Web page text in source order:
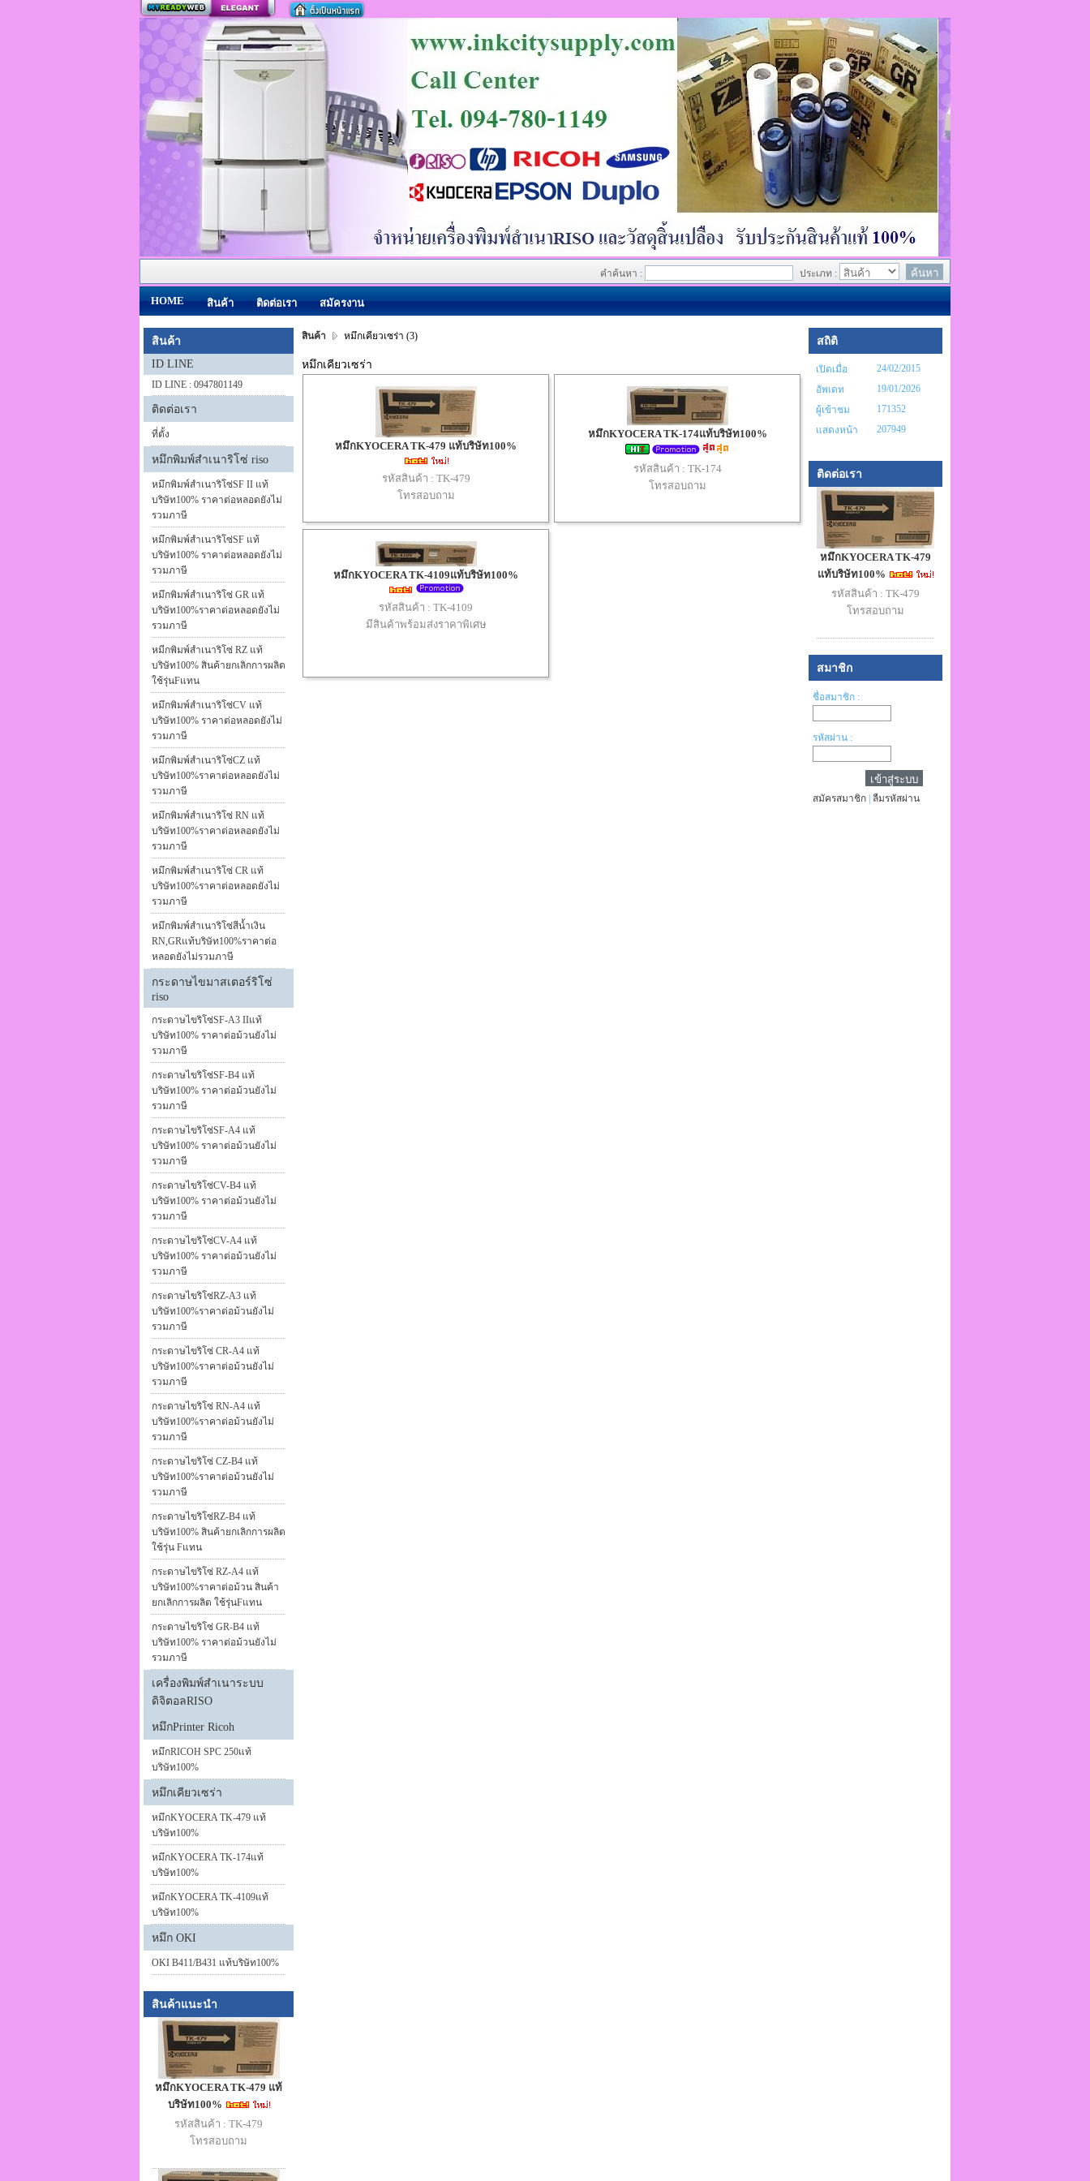
สร้างเว็บ
คำค้นหา : ประเภท :
HOME สินค้า ติดต่อเรา สมัครงาน
สินค้า
ID LINE
ID LINE : 0947801149
ติดต่อเรา
ที่ตั้ง
หมึกพิมพ์สำเนาริโซ่ riso
หมึกพิมพ์สำเนาริโซ่SF II แท้
บริษัท100% ราคาต่อหลอดยังไม่
รวมภาษี
หมึกพิมพ์สำเนาริโซ่SF แท้
บริษัท100% ราคาต่อหลอดยังไม่
รวมภาษี
หมึกพิมพ์สำเนาริโซ่ GR แท้
บริษัท100%ราคาต่อหลอดยังไม่
รวมภาษี
หมีกพิมพ์สำเนาริโซ่ RZ แท้
บริษัท100% สินค้ายกเลิกการผลิต
ใช้รุ่นFแทน
หมึกพิมพ์สำเนาริโซ่CV แท้
บริษัท100% ราคาต่อหลอดยังไม่
รวมภาษี
หมึกพิมพ์สำเนาริโซ่CZ แท้
บริษัท100%ราคาต่อหลอดยังไม่
รวมภาษี
หมึกพิมพ์สำเนาริโซ่ RN แท้
บริษัท100%ราคาต่อหลอดยังไม่
รวมภาษี
หมึกพิมพ์สำเนาริโซ่ CR แท้
บริษัท100%ราคาต่อหลอดยังไม่
รวมภาษี
หมึกพิมพ์สำเนาริโซ่สีน้ำเงิน
RN,GRแท้บริษัท100%ราคาต่อ
หลอดยังไม่รวมภาษี
กระดาษไขมาสเตอร์ริโซ่
riso
กระดาษไขริโซ่SF-A3 IIแท้
บริษัท100% ราคาต่อม้วนยังไม่
รวมภาษี
กระดาษไขริโซ่SF-B4 แท้
บริษัท100% ราคาต่อม้วนยังไม่
รวมภาษี
กระดาษไขริโซ่SF-A4 แท้
บริษัท100% ราคาต่อม้วนยังไม่
รวมภาษี
กระดาษไขริโซ่CV-B4 แท้
บริษัท100% ราคาต่อม้วนยังไม่
รวมภาษี
กระดาษไขริโซ่CV-A4 แท้
บริษัท100% ราคาต่อม้วนยังไม่
รวมภาษี
กระดาษไขริโซ่RZ-A3 แท้
บริษัท100%ราคาต่อม้วนยังไม่
รวมภาษี
กระดาษไขริโซ่ CR-A4 แท้
บริษัท100%ราคาต่อม้วนยังไม่
รวมภาษี
กระดาษไขริโซ่ RN-A4 แท้
บริษัท100%ราคาต่อม้วนยังไม่
รวมภาษี
กระดาษไขริโซ่ CZ-B4 แท้
บริษัท100%ราคาต่อม้วนยังไม่
รวมภาษี
กระดาษไขริโซ่RZ-B4 แท้
บริษัท100% สินค้ายกเลิกการผลิต
ใช้รุ่น Fแทน
กระดาษไขริโซ่ RZ-A4 แท้
บริษัท100%ราคาต่อม้วน สินค้า
ยกเลิกการผลิต ใช้รุ่นFแทน
กระดาษไขริโซ่ GR-B4 แท้
บริษัท100% ราคาต่อม้วนยังไม่
รวมภาษี
เครื่องพิมพ์สำเนาระบบ
ดิจิตอลRISO
หมึกPrinter Ricoh
หมึกRICOH SPC 250แท้
บริษัท100%
หมึกเคียวเซร่า
หมึกKYOCERA TK-479 แท้
บริษัท100%
หมึกKYOCERA TK-174แท้
บริษัท100%
หมึกKYOCERA TK-4109แท้
บริษัท100%
หมึก OKI
OKI B411/B431 แท้บริษัท100%
สินค้าแนะนำ
หมึกKYOCERA TK-479 แท้
บริษัท100%
รหัสสินค้า : TK-479
โทรสอบถาม
สินค้า หมึกเคียวเซร่า (3)
หมึกเคียวเซร่า
หมึกKYOCERA TK-479 แท้บริษัท100%
รหัสสินค้า : TK-479
โทรสอบถาม
หมึกKYOCERA TK-174แท้บริษัท100%
รหัสสินค้า : TK-174
โทรสอบถาม
หมึกKYOCERA TK-4109แท้บริษัท100%
รหัสสินค้า : TK-4109
มีสินค้าพร้อมส่งราคาพิเศษ
สถิติ
เปิดเมื่อ
24/02/2015
อัพเดท
19/01/2026
ผู้เข้าชม
171352
แสดงหน้า
207949
ติดต่อเรา
หมึกKYOCERA TK-479
แท้บริษัท100%
รหัสสินค้า : TK-479
โทรสอบถาม
สมาชิก
ชื่อสมาชิก :
รหัสผ่าน :
สมัครสมาชิก ลืมรหัสผ่าน